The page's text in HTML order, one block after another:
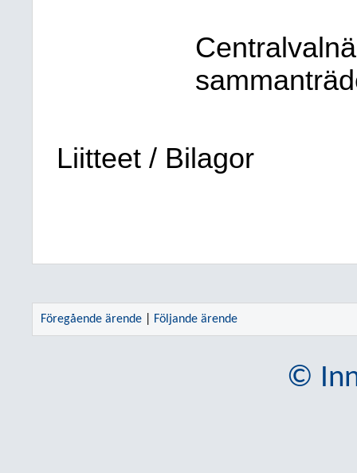
Liitteet / Bilagor
Föregående ärende Följande ärende
©